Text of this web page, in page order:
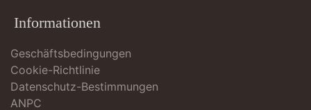
Informationen
Geschäftsbedingungen
Cookie-Richtlinie
Datenschutz-Bestimmungen
ANPC